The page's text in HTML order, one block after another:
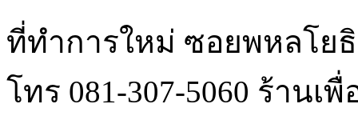
ที่ทำการใหม่ ซอยพหลโย
โทร 081-307-5060 ร้านเ